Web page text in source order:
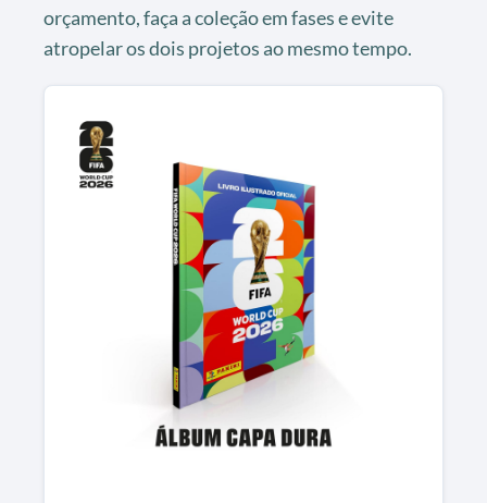
orçamento, faça a coleção em fases e evite
atropelar os dois projetos ao mesmo tempo.